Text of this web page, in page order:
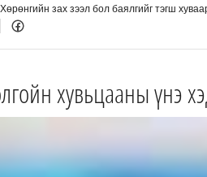
Хөрөнгийн зах зээл бол баялгийг тэгш
хувьцааны үнэ